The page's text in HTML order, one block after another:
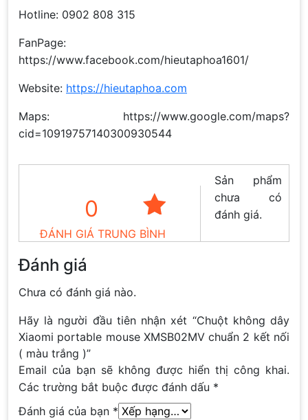
Hotline: 0902 808 315
FanPage:
https://www.facebook.com/hieutaphoa1601/
Website: https://hieutaphoa.com
Maps: https://www.google.com/maps?
cid=10919757140300930544
0
ĐÁNH GIÁ TRUNG BÌNH
Sản phẩm
chưa có
đánh giá.
Đánh giá
Chưa có đánh giá nào.
Hãy là người đầu tiên nhận xét “Chuột không dây
Xiaomi portable mouse XMSB02MV chuẩn 2 kết nối
( màu trắng )”
Email của bạn sẽ không được hiển thị công khai.
Các trường bắt buộc được đánh dấu *
Đánh giá của bạn *